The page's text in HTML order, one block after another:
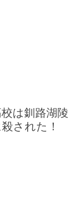
は釧路湖陵
された！